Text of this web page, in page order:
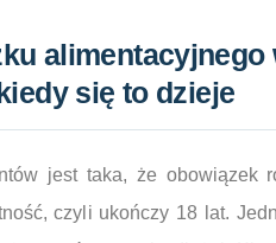
alimentacyjnego
się to dzieje
jest taka, że obowiązek
czyli ukończy 18 lat.